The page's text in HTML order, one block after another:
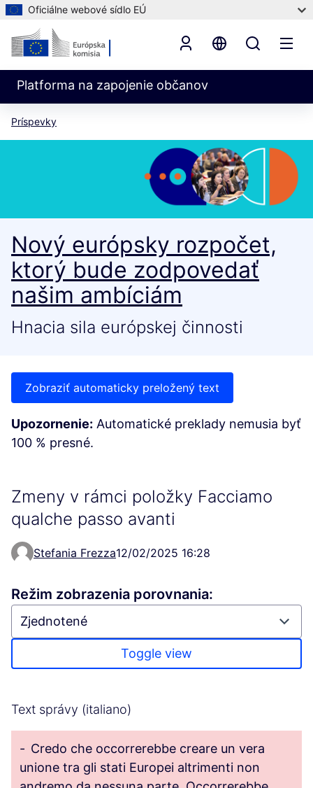
Oficiálne webové sídlo EÚ
Platforma na zapojenie občanov
Príspevky
Nový európsky rozpočet,
ktorý bude zodpovedať
našim ambíciám
Hnacia sila európskej činnosti
Zobraziť automaticky preložený text
Upozornenie: Automatické preklady nemusia byť
100 % presné.
Zmeny v rámci položky Facciamo
qualche passo avanti
Stefania Frezza12/02/2025 16:28
Režim zobrazenia porovnania:
Toggle view
Text správy (italiano)
- Credo che occorrerebbe creare un vera
unione tra gli stati Europei altrimenti non